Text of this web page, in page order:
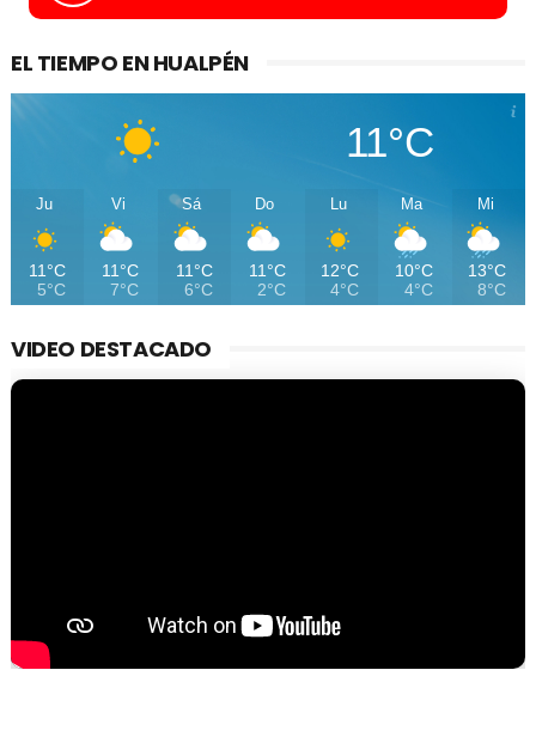
EL TIEMPO EN HUALPÉN
11°C
Ju
11°C
5°C
Vi
11°C
7°C
Sá
11°C
6°C
Do
11°C
2°C
Lu
12°C
4°C
Ma
10°C
4°C
Mi
13°C
8°C
VIDEO DESTACADO